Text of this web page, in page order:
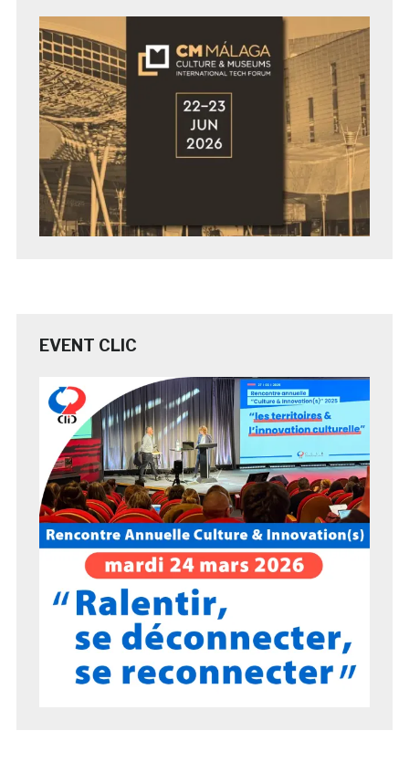
EVENT CLIC